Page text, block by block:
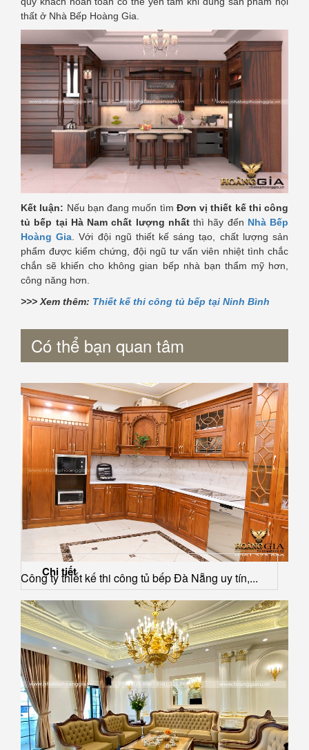
thất ở Nhà Bếp Hoàng Gia.
Kết luận: Nếu bạn đang muốn tìm Đơn vị thiết kế thi công
tủ bếp tại Hà Nam chất lượng nhất thì hãy đến Nhà Bếp
Hoàng Gia. Với đội ngũ thiết kế sáng tạo, chất lượng sản
phẩm được kiểm chứng, đội ngũ tư vấn viên nhiệt tình chắc
chắn sẽ khiến cho không gian bếp nhà bạn thẩm mỹ hơn,
công năng hơn.
>>> Xem thêm: Thiết kế thi công tủ bếp tại Ninh Bình
Có thể bạn quan tâm
Công ty thiết kế thi công tủ bếp Đà Nẵng uy tín,...
Chi tiết